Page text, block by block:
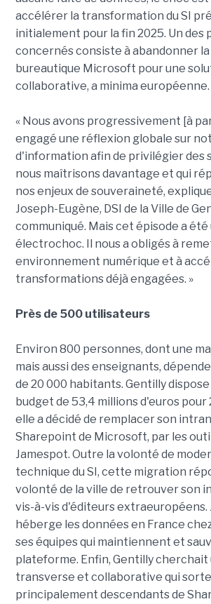
accélérer la transformation du SI
initialement pour la fin 2025. Un des
concernés consiste à abandonner
bureautique Microsoft pour une
collaborative, a minima européenne.
« Nous avons progressivement [à
engagé une réflexion globale sur
d'information afin de privilégier des
nous maîtrisons davantage et qui
nos enjeux de souveraineté,
Joseph-Eugène, DSI de la Ville de
communiqué. Mais cet épisode a
électrochoc. Il nous a obligés à
environnement numérique et à
transformations déjà engagées. »
Près de 500 utilisateurs
Environ 800 personnes, dont une
mais aussi des enseignants,
de 20 000 habitants. Gentilly
budget de 53,4 millions d'euros pour
elle a décidé de remplacer son
Sharepoint de Microsoft, par les
Jamespot. Outre la volonté de
technique du SI, cette migration
volonté de la ville de retrouver son
vis-à-vis d'éditeurs extraeuropéens.
héberge les données en France
ses équipes qui maintiennent et
plateforme. Enfin, Gentilly cherchait
transverse et collaborative qui sorte
principalement descendants de